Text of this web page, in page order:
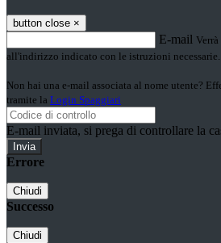
button close ×
E-mail
all'indirizzo indicato con le istruzioni necessarie.
Non hai una e-mail associata al nome utente?
tramite la Login Spaggiari
E-mail inviata, si prega di controllare la
Errore
Chiudi
Successo
Chiudi